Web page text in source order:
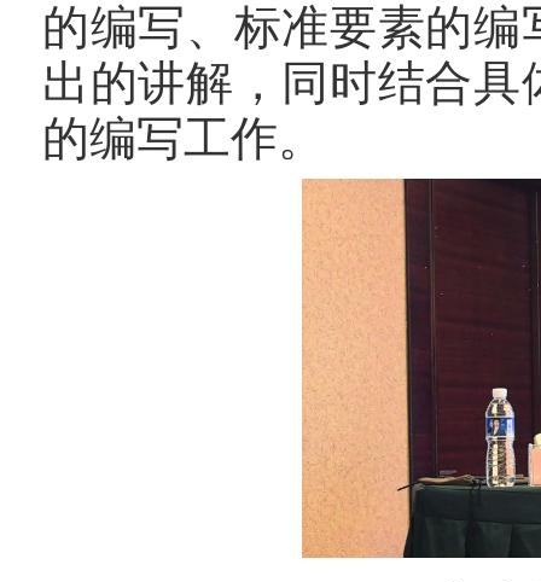
的编写、标准要素的
出的讲解，同时结合
的编写工作。